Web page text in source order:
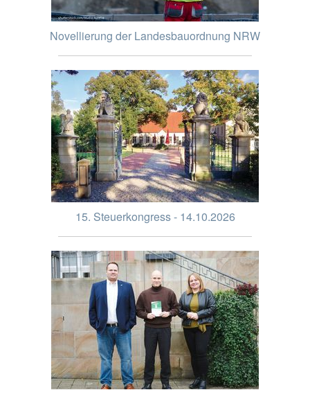
Novellierung der Landesbauordnung NRW
15. Steuerkongress - 14.10.2026